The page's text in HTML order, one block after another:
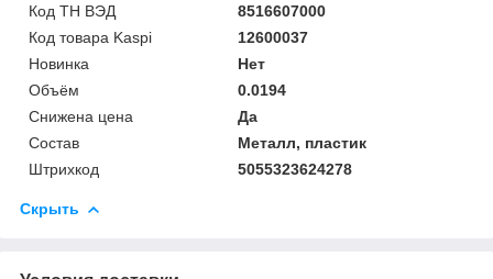
Код ТН ВЭД
8516607000
Код товара Kaspi
12600037
Новинка
Нет
Объём
0.0194
Снижена цена
Да
Состав
Металл, пластик
Штрихкод
5055323624278
Скрыть